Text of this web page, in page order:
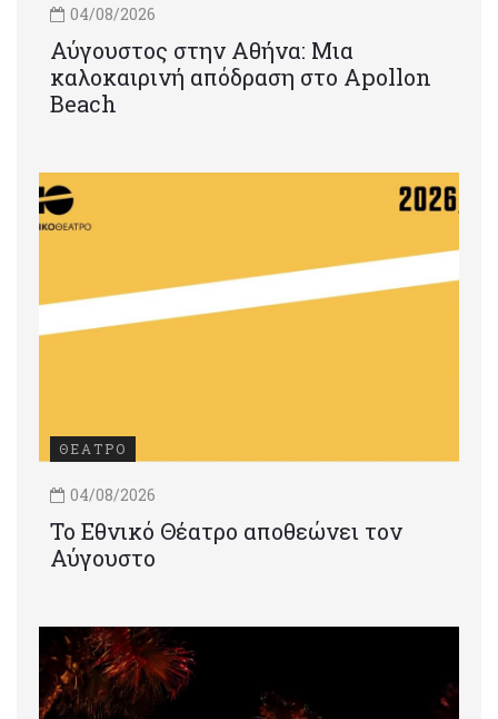
04/08/2026
Αύγουστος στην Αθήνα: Μια
καλοκαιρινή απόδραση στο Apollon
Beach
ΘΕΑΤΡΟ
04/08/2026
Το Εθνικό Θέατρο αποθεώνει τον
Αύγουστο